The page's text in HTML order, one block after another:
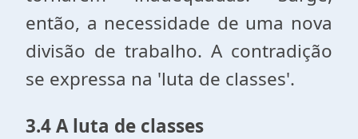
então, a necessidade de uma nova
divisão de trabalho. A contradição
se expressa na 'luta de classes'.
3.4 A luta de classes